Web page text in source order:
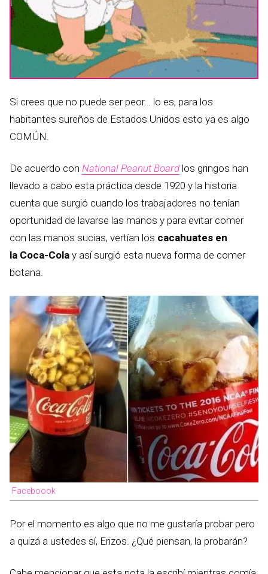
Si crees que no puede ser peor… lo es, para los
habitantes sureños de Estados Unidos esto ya es algo
COMÚN.
De acuerdo con National Peanut Board los gringos han
llevado a cabo esta práctica desde 1920 y la historia
cuenta que surgió cuando los trabajadores no tenían
oportunidad de lavarse las manos y para evitar comer
con las manos sucias, vertían los cacahuates en
la Coca-Cola y así surgió esta nueva forma de comer
botana.
Faceboook
Por el momento es algo que no me gustaría probar pero
a quizá a ustedes sí, Erizos. ¿Qué piensan, la probarán?